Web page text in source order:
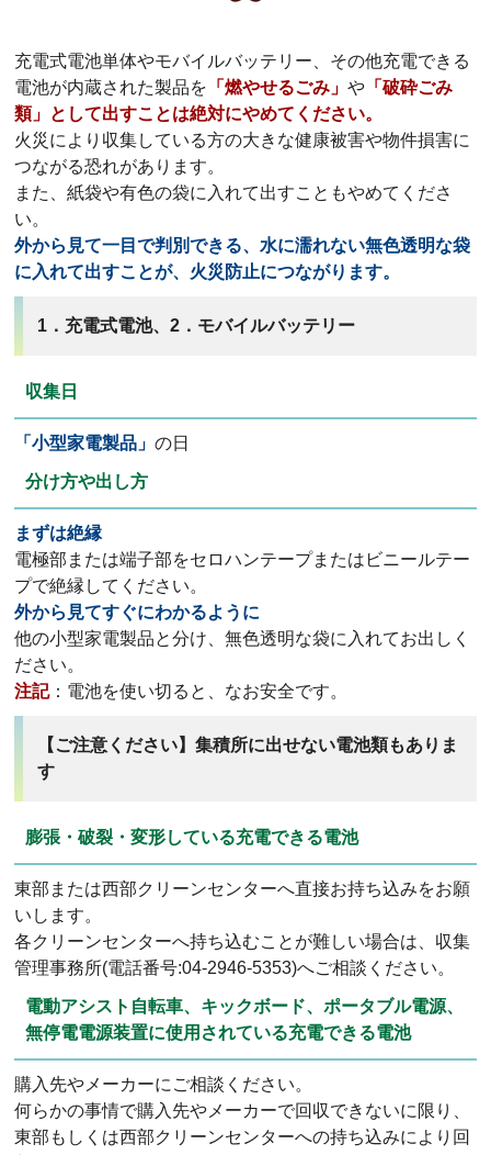
充電式電池単体やモバイルバッテリー、その他充電できる
電池が内蔵された製品を 「燃やせるごみ」や 「破砕ごみ
類」として出すことは絶対にやめてください。
火災により収集している方の大きな健康被害や物件損害に
つながる恐れがあります。
また、紙袋や有色の袋に入れて出すこともやめてくださ
い。
外から見て一目で判別できる、水に濡れない無色透明な袋
に入れて出すことが、火災防止につながります。
1．充電式電池、2．モバイルバッテリー
収集日
「小型家電製品」の日
分け方や出し方
まずは絶縁
電極部または端子部をセロハンテープまたはビニールテー
プで絶縁してください。
外から見てすぐにわかるように
他の小型家電製品と分け、無色透明な袋に入れてお出しく
ださい。
注記：電池を使い切ると、なお安全です。
【ご注意ください】集積所に出せない電池類もありま
す
膨張・破裂・変形している充電できる電池
東部または西部クリーンセンターへ直接お持ち込みをお願
いします。
各クリーンセンターへ持ち込むことが難しい場合は、収集
管理事務所(電話番号:04-2946-5353)へご相談ください。
電動アシスト自転車、キックボード、ポータブル電源、
無停電電源装置に使用されている充電できる電池
購入先やメーカーにご相談ください。
何らかの事情で購入先やメーカーで回収できないに限り、
東部もしくは西部クリーンセンターへの持ち込みにより回